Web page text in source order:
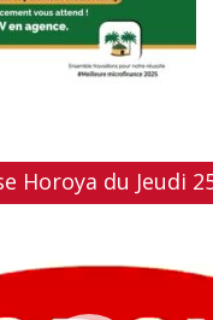
Horoya du Jeudi